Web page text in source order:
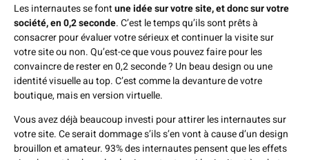
Les internautes se fontune idée sur votre site, et donc sur votre
société, en 0,2 seconde. C’est le temps qu’ils sont prêts à
consacrer pour évaluer votre sérieux et continuer la visite sur
votre site ou non. Qu’est-ce que vous pouvez faire pour les
convaincre de rester en 0,2 seconde ? Un beau design ou une
identité visuelle au top. C’est comme la devanture de votre
boutique, mais en version virtuelle.
Vous avez déjà beaucoup investi pour attirer les internautes sur
votre site. Ce serait dommage s’ils s’en vont à cause d’un design
brouillon et amateur. 93% des internautes pensent que les effets